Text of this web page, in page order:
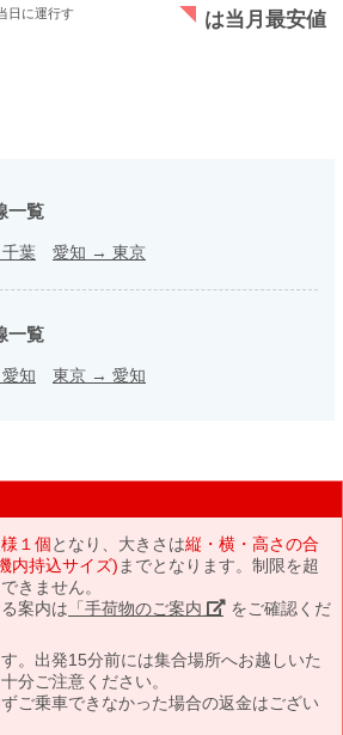
日に運行す
は当月最安値
一覧
千葉 愛知 → 東京
一覧
愛知 東京 → 愛知
１個となり、大きさは縦・横・高さの合
内持込サイズ) までとなります。制限を超
きません。
案内は 「手荷物のご案内」 をご確認くだ
。出発15分前には集合場所へお越しいた
分ご注意ください。
ご乗車できなかった場合の返金はござい